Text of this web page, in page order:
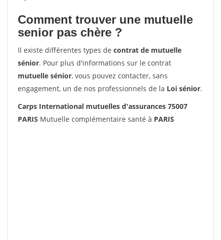
Comment trouver une mutuelle
senior pas chère ?
Il existe différentes types de contrat de mutuelle
sénior. Pour plus d'informations sur le contrat
mutuelle sénior, vous pouvez contacter, sans
engagement, un de nos professionnels de la Loi sénior.
Carps International mutuelles d'assurances 75007
PARIS Mutuelle complémentaire santé à PARIS